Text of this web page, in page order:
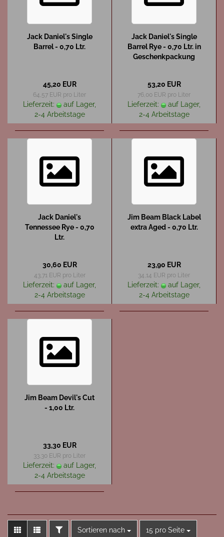
Jack Daniel's Single
Barrel - 0,70 Ltr.
45,20 EUR
64,57 EUR pro Liter
Lieferzeit:
auf Lager,
2-4 Arbeitstage
Jack Daniel's Single
Barrel Rye - 0,70 Ltr. in
Geschenkpackung
53,20 EUR
76,00 EUR pro Liter
Lieferzeit:
auf Lager,
2-4 Arbeitstage
Jack Daniel's
Tennessee Rye - 0,70
Ltr.
30,60 EUR
43,71 EUR pro Liter
Lieferzeit:
auf Lager,
2-4 Arbeitstage
Jim Beam Black Label
extra Aged - 0,70 Ltr.
23,90 EUR
34,14 EUR pro Liter
Lieferzeit:
auf Lager,
2-4 Arbeitstage
Jim Beam Devil's Cut
- 1,00 Ltr.
33,30 EUR
33,30 EUR pro Liter
Lieferzeit:
auf Lager,
2-4 Arbeitstage
FILTERSortieren nach
Sortieren nach 15 pro Seite
pro Seite